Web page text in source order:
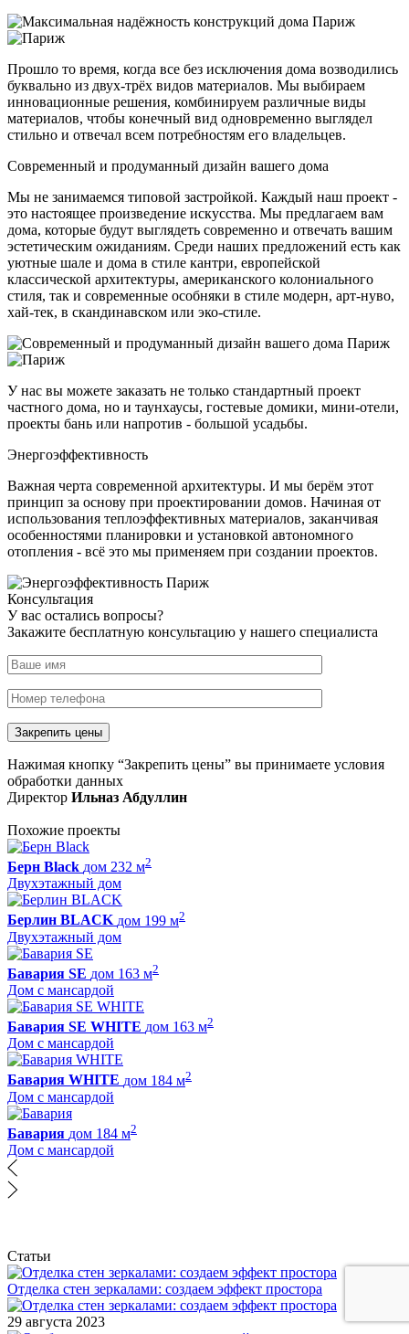
Прошло то время, когда все без исключения дома возводились
буквально из двух-трёх видов материалов. Мы выбираем
инновационные решения, комбинируем различные виды
материалов, чтобы конечный вид одновременно выглядел
стильно и отвечал всем потребностям его владельцев.
Современный и продуманный дизайн вашего дома
Мы не занимаемся типовой застройкой. Каждый наш проект -
это настоящее произведение искусства. Мы предлагаем вам
дома, которые будут выглядеть современно и отвечать вашим
эстетическим ожиданиям. Среди наших предложений есть как
уютные шале и дома в стиле кантри, европейской
классической архитектуры, американского колониального
стиля, так и современные особняки в стиле модерн, арт-нуво,
хай-тек, в скандинавском или эко-стиле.
У нас вы можете заказать не только стандартный проект
частного дома, но и таунхаусы, гостевые домики, мини-отели,
проекты бань или напротив - большой усадьбы.
Энергоэффективность
Важная черта современной архитектуры. И мы берём этот
принцип за основу при проектировании домов. Начиная от
использования теплоэффективных материалов, заканчивая
особенностями планировки и установкой автономного
отопления - всё это мы применяем при создании проектов.
Консультация
У вас остались вопросы?
Закажите бесплатную консультацию у нашего специалиста
Нажимая кнопку “Закрепить цены” вы принимаете условия
обработки данных
Директор Ильназ Абдуллин
Похожие проекты
Берн Black дом 232 м2
Двухэтажный дом
Берлин BLACK дом 199 м2
Двухэтажный дом
Бавария SE дом 163 м2
Дом с мансардой
Бавария SE WHITE дом 163 м2
Дом с мансардой
Бавария WHITE дом 184 м2
Дом с мансардой
Бавария дом 184 м2
Дом с мансардой
Статьи
Отделка стен зеркалами: создаем эффект простора
29 августа 2023